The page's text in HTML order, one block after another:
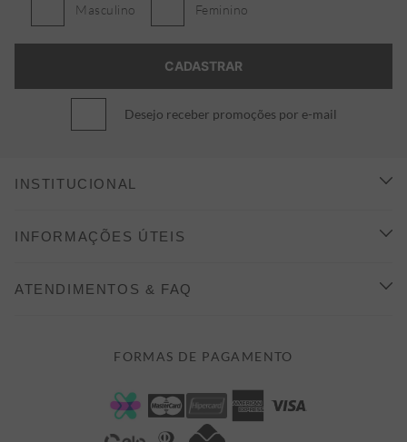
Masculino Feminino
Desejo receber promoções por e-mail
INSTITUCIONAL
CONHEÇA A ALEATORY
INFORMAÇÕES ÚTEIS
FORMAS DE PAGAMENTO
POLÍTICA DE PRIVACIDADE
ATENDIMENTOS & FAQ
FORMAS DE PAGAMENTO